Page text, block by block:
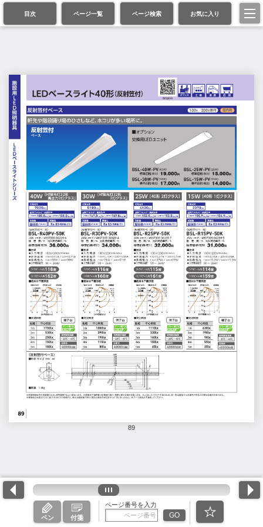
目次 ページ一覧 ページ検索 お気に入り
89
ペン 付箋
ページ番号を入力
GO